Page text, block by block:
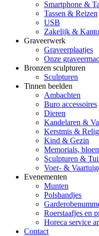
Smartphone &
Tassen & Reizen
USB
Zakelijk &
Graveerwerk
Graveerplaatjes
Onze
Bronzen sculpturen
Sculpturen
Tinnen beelden
Ambachten
Buro accessoires
Dieren
Kandelaren &
Kerstmis &
Kind & Gezin
Memorials,
Sculpturen &
Voer- &
Evenementen
Munten
Polsbandjes
Roerstaafjes en
Horeca service
Contact